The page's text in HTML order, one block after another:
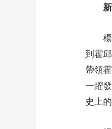
到霍
帶領
一躍
史上